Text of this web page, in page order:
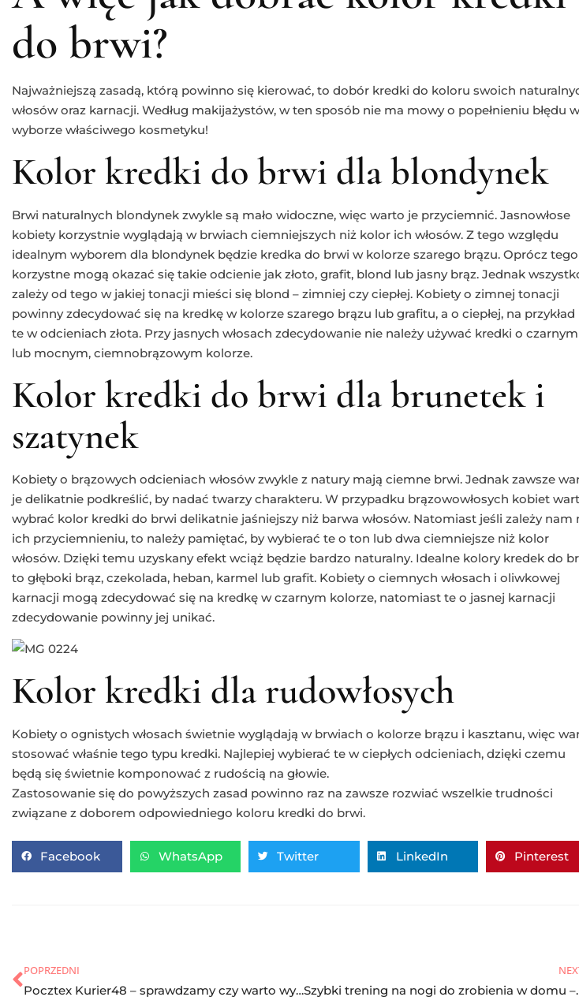
do brwi?
Najważniejszą zasadą, którą powinno się kierować, to dobór kredki do koloru swoich
włosów oraz karnacji. Według makijażystów, w ten sposób nie ma mowy o popełnieniu błędu w
wyborze właściwego kosmetyku!
Kolor kredki do brwi dla blondynek
Brwi naturalnych blondynek zwykle są mało widoczne, więc warto je przyciemnić. Jasnowłose
kobiety korzystnie wyglądają w brwiach ciemniejszych niż kolor ich włosów. Z tego względu
idealnym wyborem dla blondynek będzie kredka do brwi w kolorze szarego brązu. Oprócz tego
korzystne mogą okazać się takie odcienie jak złoto, grafit, blond lub jasny brąz. Jednak
zależy od tego w jakiej tonacji mieści się blond – zimniej czy ciepłej. Kobiety o zimnej tonacji
powinny zdecydować się na kredkę w kolorze szarego brązu lub grafitu, a o ciepłej, na przykład
te w odcieniach złota. Przy jasnych włosach zdecydowanie nie należy używać kredki o czarnym
lub mocnym, ciemnobrązowym kolorze.
Kolor kredki do brwi dla brunetek i
szatynek
Kobiety o brązowych odcieniach włosów zwykle z natury mają ciemne brwi. Jednak zawsze
je delikatnie podkreślić, by nadać twarzy charakteru. W przypadku brązowowłosych kobiet
wybrać kolor kredki do brwi delikatnie jaśniejszy niż barwa włosów. Natomiast jeśli zależy nam
ich przyciemnieniu, to należy pamiętać, by wybierać te o ton lub dwa ciemniejsze niż kolor
włosów. Dzięki temu uzyskany efekt wciąż będzie bardzo naturalny. Idealne kolory kredek do
to głęboki brąz, czekolada, heban, karmel lub grafit. Kobiety o ciemnych włosach i oliwkowej
karnacji mogą zdecydować się na kredkę w czarnym kolorze, natomiast te o jasnej karnacji
zdecydowanie powinny jej unikać.
Kolor kredki dla rudowłosych
Kobiety o ognistych włosach świetnie wyglądają w brwiach o kolorze brązu i kasztanu, więc
stosować właśnie tego typu kredki. Najlepiej wybierać te w ciepłych odcieniach, dzięki czemu
będą się świetnie komponować z rudością na głowie.
Zastosowanie się do powyższych zasad powinno raz na zawsze rozwiać wszelkie trudności
związane z doborem odpowiedniego koloru kredki do brwi.
Facebook WhatsApp Twitter LinkedIn Pinterest
POPRZEDNI
Pocztex Kurier48 – sprawdzamy czy warto wybrać ten sposób dostawy! Szybki trening